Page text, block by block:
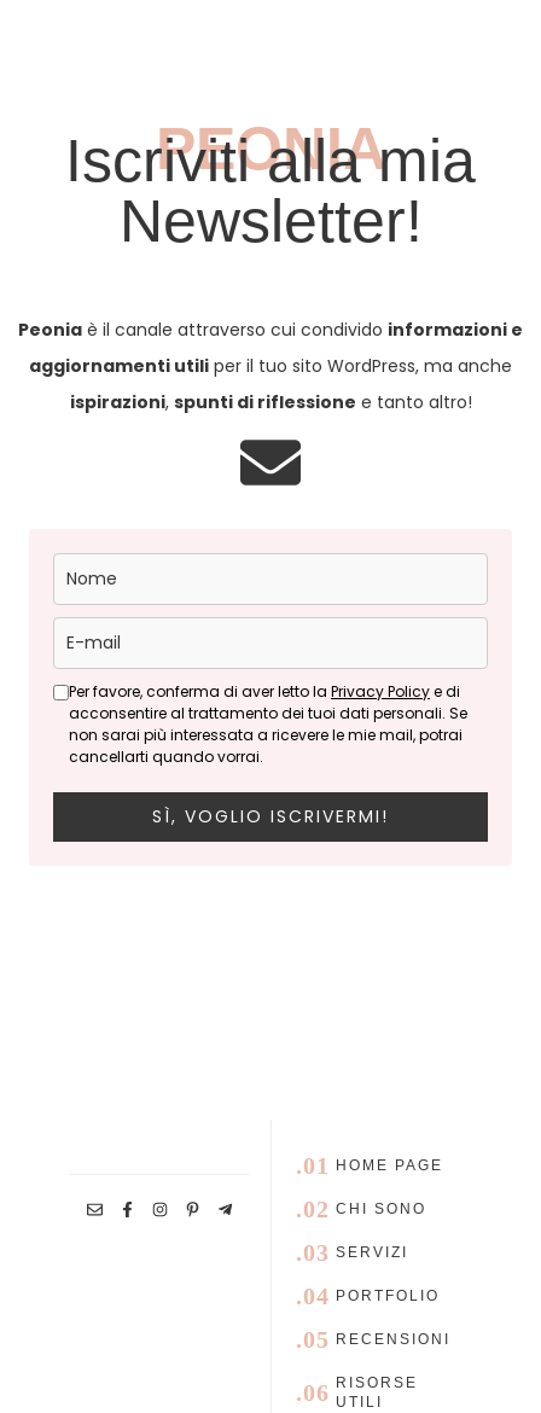
PEONIA
Iscriviti alla mia
Newsletter!
Peonia è il canale attraverso cui condivido informazioni e
aggiornamenti utili per il tuo sito WordPress, ma anche
ispirazioni, spunti di riflessione e tanto altro!
Per favore, conferma di aver letto la Privacy Policye di
acconsentire al trattamento dei tuoi dati personali. Se
non sarai più interessata a ricevere le mie mail, potrai
cancellarti quando vorrai.
SÌ, VOGLIO ISCRIVERMI!
.01 HOME PAGE
.02 CHI SONO
.03 SERVIZI
.04 PORTFOLIO
.05 RECENSIONI
.06 RISORSE
UTILI